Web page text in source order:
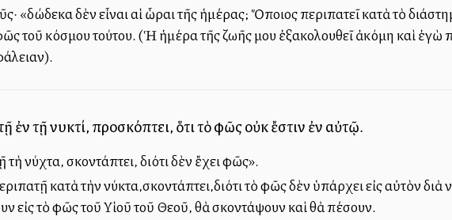
«δώδεκα δὲν εἶναι αἱ ὧραι τῆς ἡμέρας; Ὅποιος περιπατεῖ κατὰ τὸ
τοῦ κόσμου τούτου. (Ἡ ἡμέρα τῆς ζωῆς μου ἐξακολουθεῖ ἀκόμη καὶ
ἐν τῇ νυκτί, προσκόπτει, ὅτι τὸ φῶς οὐκ ἔστιν ἐν αὐτῷ.
νύχτα, σκοντάπτει, διότι δὲν ἔχει φῶς».
κατὰ τὴν νύκτα,σκοντάπτει,διότι τὸ φῶς δὲν ὑπάρχει εἰς αὐτὸν διὰ
εἰς τὸ φῶς τοῦ Υἱοῦ τοῦ Θεοῦ, θὰ σκοντάψουν καὶ θὰ πέσουν.